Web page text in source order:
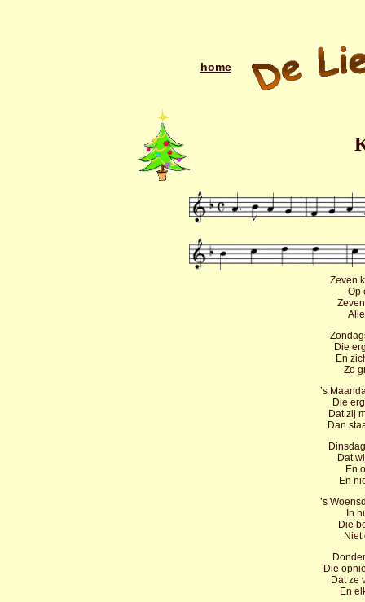
home
Zeven
Op
Die
En
Zo
’s
Die
Dat zij
Dan
Dat
En
En
’s
In
Die
Niet
Die
Dat ze
En